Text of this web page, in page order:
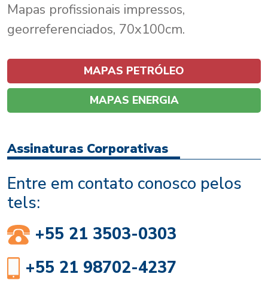
Mapas profissionais impressos,
georreferenciados, 70x100cm.
MAPAS PETRÓLEO
MAPAS ENERGIA
Assinaturas Corporativas
Entre em contato conosco pelos
tels:
+55 21 3503-0303
+55 21 98702-4237